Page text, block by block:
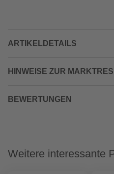
ARTIKELDETAILS
HINWEISE ZUR
BEWERTUNGEN
Weitere interessante